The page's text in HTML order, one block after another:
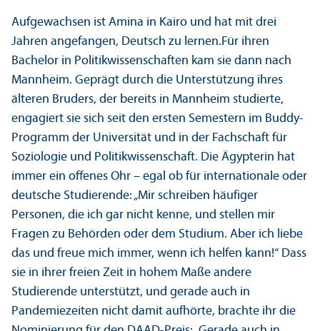
Aufgewachsen ist Amina in Kairo und hat mit drei
Jahren angefangen, Deutsch zu lernen.Für ihren
Bachelor in Politik­wissenschaften kam sie dann nach
Mannheim. Geprägt durch die Unter­stützung ihres
älteren Bruders, der bereits in Mannheim studierte,
engagiert sie sich seit den ersten Semestern im Buddy-
Programm der Universität und in der Fach­schaft für
Soziologie und Politik­wissenschaft. Die Ägypterin hat
immer ein offenes Ohr – egal ob für internationale oder
deutsche Studierende: „Mir schreiben häufiger
Personen, die ich gar nicht kenne, und stellen mir
Fragen zu Behörden oder dem Studium. Aber ich liebe
das und freue mich immer, wenn ich helfen kann!“ Dass
sie in ihrer freien Zeit in hohem Maße andere
Studierende unter­stützt, und gerade auch in
Pandemiezeiten nicht damit aufhörte, brachte ihr die